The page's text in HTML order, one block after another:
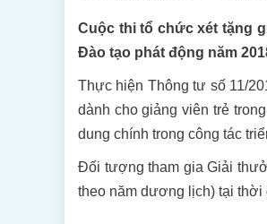
Cuộc thi tổ chức xét tặng
Đào tạo phát động năm
Thực hiện Thông tư số 11/
dành cho giảng viên trẻ
dung chính trong công tác
Đối tượng tham gia Giải
theo năm dương lịch) tại thời